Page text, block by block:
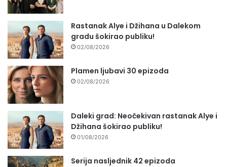
Rastanak Alye i Džihana u Dalekom
gradu šokirao publiku!
02/08/2026
Plamen ljubavi 30 epizoda
02/08/2026
Daleki grad: Neočekivan rastanak Alye i
Džihana šokirao publiku!
01/08/2026
Serija nasljednik 42 epizoda